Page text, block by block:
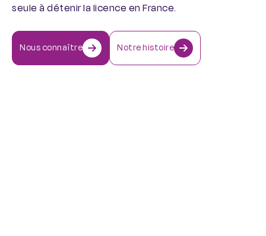
seule à détenir la licence en France.
Nous connaître Notre histoire